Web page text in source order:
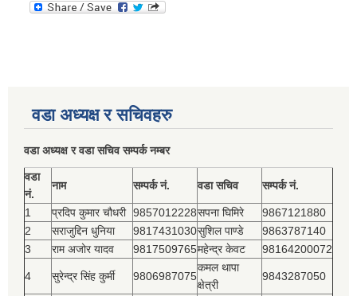
वडा अध्यक्ष र सचिवहरु
वडा अध्यक्ष र वडा सचिव सम्पर्क नम्बर
वडा
नं.
नाम सम्पर्क नं. वडा सचिव सम्पर्क नं.
1 प्रदिप कुमार चौधरी 9857012228सपना घिमिरे
9867121880
2
सराजुद्दिन धुनिया 9817431030सुशिल पाण्डे
9863787140
3
राम अजोर यादव 9817509765महेन्द्र केवट 98164200072
4 सुरेन्द्र सिंह कुर्मी 9806987075
कमल थापा
क्षेत्री
9843287050